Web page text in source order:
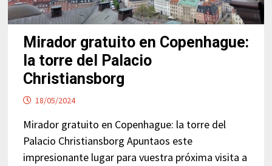
Mirador gratuito en Copenhague:
la torre del Palacio
Christiansborg
18/05/2024
Mirador gratuito en Copenhague: la torre del
Palacio Christiansborg Apuntaos este
impresionante lugar para vuestra próxima visita a